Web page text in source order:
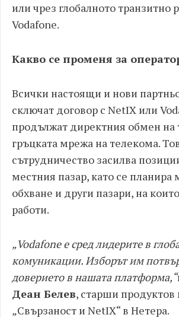
или чрез глобалното транзитно
Vodafone.
Какво се променя за
Всички настоящи и нови
сключат договор с NetIX или
продължат директния обмен на
гръцката мрежа на телекома.
сътрудничество засилва
местния пазар, като се планира
обхване и други пазари, на
работи.
„Vodafone е сред лидерите в
комуникации. Изборът им
доверието в нашата платформа,“
Деан Белев, старши
„Свързаност и NetIX“ в Нетера.